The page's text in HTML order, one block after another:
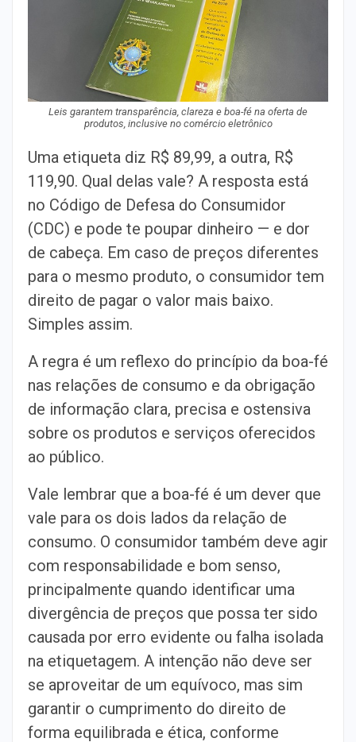
Leis garantem transparência, clareza e boa-fé na oferta de
produtos, inclusive no comércio eletrônico
Uma etiqueta diz R$ 89,99, a outra, R$
119,90. Qual delas vale? A resposta está
no Código de Defesa do Consumidor
(CDC) e pode te poupar dinheiro — e dor
de cabeça. Em caso de preços diferentes
para o mesmo produto, o consumidor tem
direito de pagar o valor mais baixo.
Simples assim.
A regra é um reflexo do princípio da boa-fé
nas relações de consumo e da obrigação
de informação clara, precisa e ostensiva
sobre os produtos e serviços oferecidos
ao público.
Vale lembrar que a boa-fé é um dever que
vale para os dois lados da relação de
consumo. O consumidor também deve agir
com responsabilidade e bom senso,
principalmente quando identificar uma
divergência de preços que possa ter sido
causada por erro evidente ou falha isolada
na etiquetagem. A intenção não deve ser
se aproveitar de um equívoco, mas sim
garantir o cumprimento do direito de
forma equilibrada e ética, conforme